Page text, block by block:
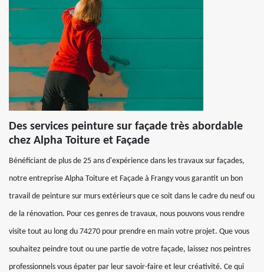
Des services peinture sur façade très abordable
chez Alpha Toiture et Façade
Bénéficiant de plus de 25 ans d'expérience dans les travaux sur façades,
notre entreprise Alpha Toiture et Façade à Frangy vous garantit un bon
travail de peinture sur murs extérieurs que ce soit dans le cadre du neuf ou
de la rénovation. Pour ces genres de travaux, nous pouvons vous rendre
visite tout au long du 74270 pour prendre en main votre projet. Que vous
souhaitez peindre tout ou une partie de votre façade, laissez nos peintres
professionnels vous épater par leur savoir-faire et leur créativité. Ce qui